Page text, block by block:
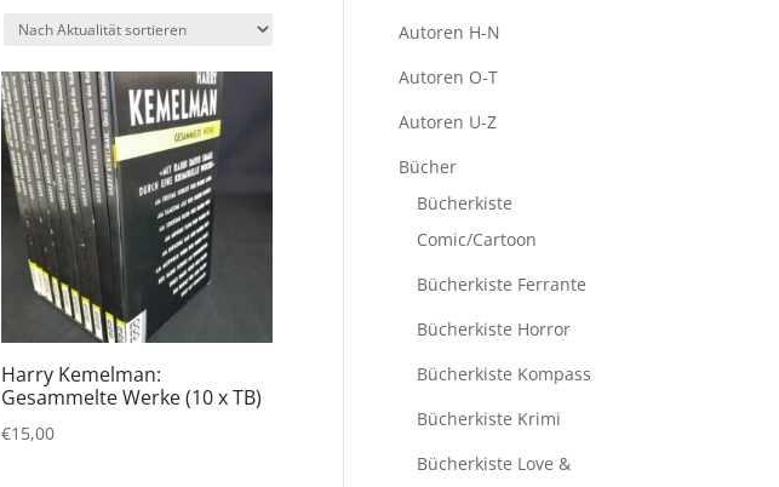
Harry Kemelman:
Gesammelte Werke (10 x TB)
€15,00
Autoren H-N
Autoren O-T
Autoren U-Z
Bücher
Bücherkiste
Comic/Cartoon
Bücherkiste Ferrante
Bücherkiste Horror
Bücherkiste Kompass
Bücherkiste Krimi
Bücherkiste Love &